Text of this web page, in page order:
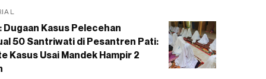
Dugaan Kasus Pelecehan
50 Santriwati di Pesantren Pati:
Kasus Usai Mandek Hampir 2